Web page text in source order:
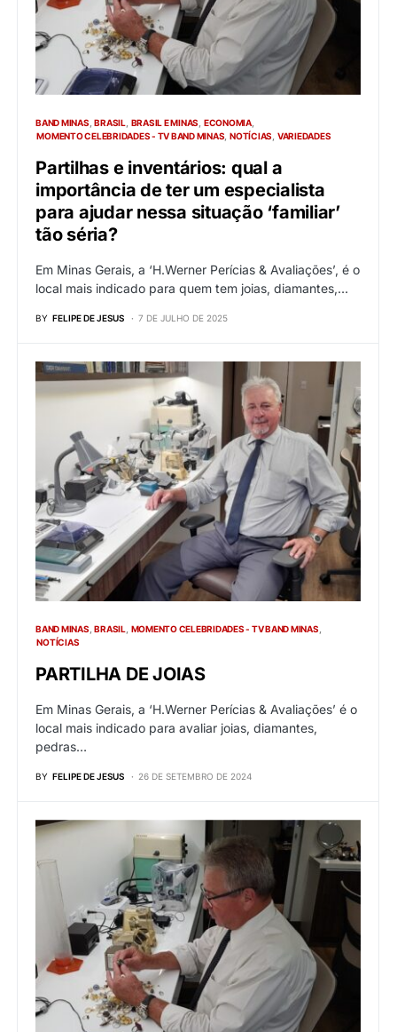
BAND MINAS BRASIL BRASIL E MINAS ECONOMIA
MOMENTO CELEBRIDADES - TV BAND MINAS NOTÍCIAS VARIEDADES
Partilhas e inventários: qual a
importância de ter um especialista
para ajudar nessa situação ‘familiar’
tão séria?
Em Minas Gerais, a ‘H.Werner Perícias & Avaliações’, é o
local mais indicado para quem tem joias, diamantes,…
BY FELIPE DE JESUS 7 DE JULHO DE 2025
BAND MINAS BRASIL MOMENTO CELEBRIDADES - TV BAND MINAS
NOTÍCIAS
PARTILHA DE JOIAS
Em Minas Gerais, a ‘H.Werner Perícias & Avaliações’ é o
local mais indicado para avaliar joias, diamantes,
pedras…
BY FELIPE DE JESUS 26 DE SETEMBRO DE 2024